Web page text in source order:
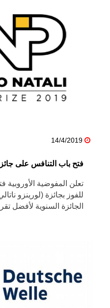
فتح باب التنافس على
تعلن المفوضية الأوروبية
للفوز بجائزة (لورينزو
الجائزة السنوية لأفضل